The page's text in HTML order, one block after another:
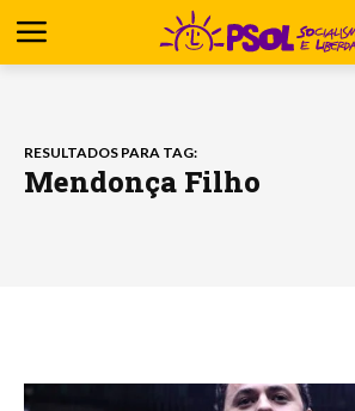
RESULTADOS PARA TAG:
Mendonça Filho